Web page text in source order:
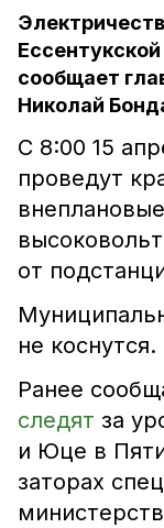
сообщает
Николай
С 8:00 15
проведут
от
не коснутся.
Ранее
следят за
и Юце в
заторах